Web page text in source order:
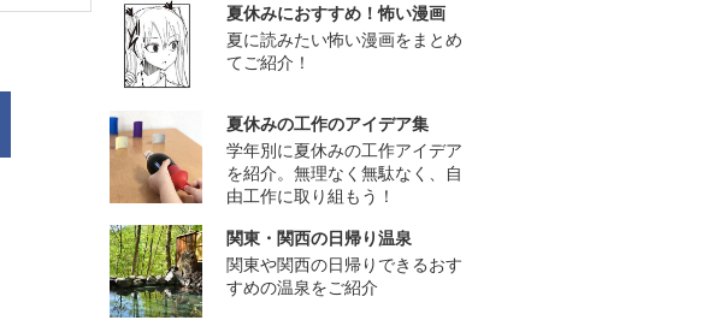
夏休みにおすすめ！怖い漫画
夏に読みたい怖い漫画をまとめ
てご紹介！
夏休みの工作のアイデア集
学年別に夏休みの工作アイデア
を紹介。無理なく無駄なく、自
由工作に取り組もう！
関東・関西の日帰り温泉
関東や関西の日帰りできるおす
すめの温泉をご紹介